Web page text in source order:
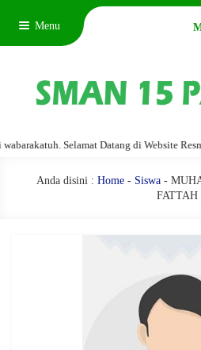
Menu
Selamat Datang di Website Resmi
Anda disini : Home- Siswa-
FATTAH